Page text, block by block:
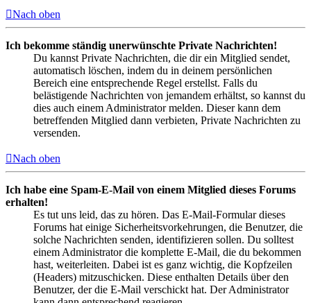
Nach oben
Ich bekomme ständig unerwünschte Private Nachrichten!
Du kannst Private Nachrichten, die dir ein Mitglied sendet,
automatisch löschen, indem du in deinem persönlichen
Bereich eine entsprechende Regel erstellst. Falls du
belästigende Nachrichten von jemandem erhältst, so kannst du
dies auch einem Administrator melden. Dieser kann dem
betreffenden Mitglied dann verbieten, Private Nachrichten zu
versenden.
Nach oben
Ich habe eine Spam-E-Mail von einem Mitglied dieses Forums
erhalten!
Es tut uns leid, das zu hören. Das E-Mail-Formular dieses
Forums hat einige Sicherheitsvorkehrungen, die Benutzer, die
solche Nachrichten senden, identifizieren sollen. Du solltest
einem Administrator die komplette E-Mail, die du bekommen
hast, weiterleiten. Dabei ist es ganz wichtig, die Kopfzeilen
(Headers) mitzuschicken. Diese enthalten Details über den
Benutzer, der die E-Mail verschickt hat. Der Administrator